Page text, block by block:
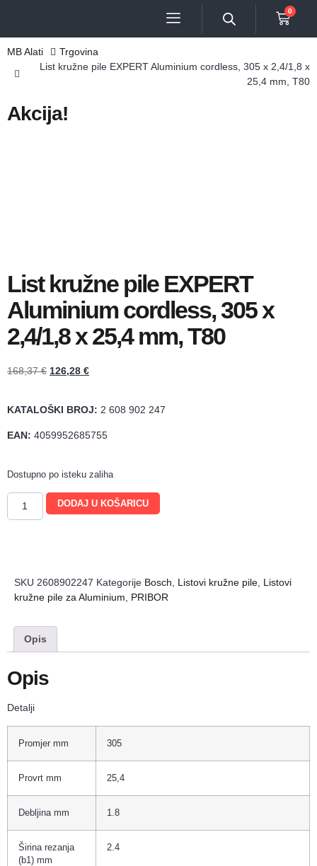
0
MB Alati
Trgovina
List kružne pile EXPERT Aluminium cordless, 305 x 2,4/1,8 x
25,4 mm, T80
Akcija!
List kružne pile EXPERT
Aluminium cordless, 305 x
2,4/1,8 x 25,4 mm, T80
168,37€ 126,28 €
KATALOŠKI BROJ: 2 608 902 247
EAN: 4059952685755
Dostupno po isteku zaliha
DODAJ U KOŠARICU
SKU 2608902247 Kategorije Bosch Listovi kružne pile Listovi
kružne pile za Aluminium
PRIBOR
Opis
Opis
Detalji
Promjer mm 305
Provrt mm 25,4
Debljina mm 1.8
Širina rezanja
(b1) mm
2.4